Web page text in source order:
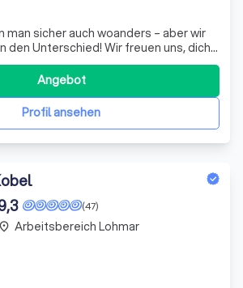
man sicher auch woanders – aber wir
uns, dich
und sagen dir eine
die dir Spaß machen wird.
Profil ansehen
Angebot
(47)
place Arbeitsbereich Lohmar